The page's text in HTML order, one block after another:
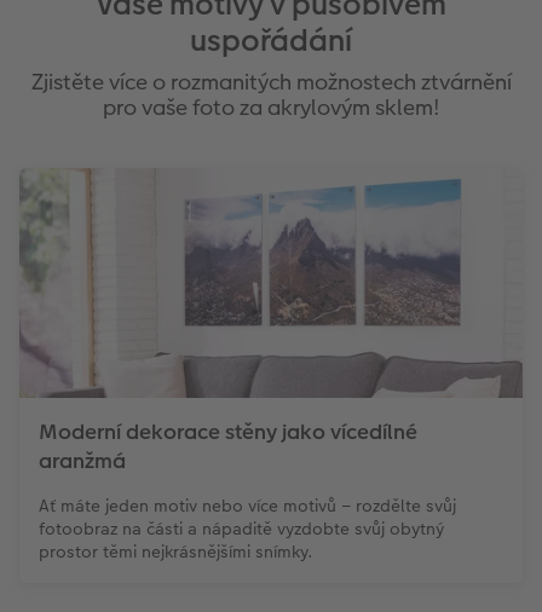
uspořádání
Zjistěte více o rozmanitých možnostech ztvárnění
pro vaše foto za akrylovým sklem!
Moderní dekorace stěny jako vícedílné
aranžmá
Ať máte jeden motiv nebo více motivů – rozdělte svůj
fotoobraz na části a nápaditě vyzdobte svůj obytný
prostor těmi nejkrásnějšími snímky.